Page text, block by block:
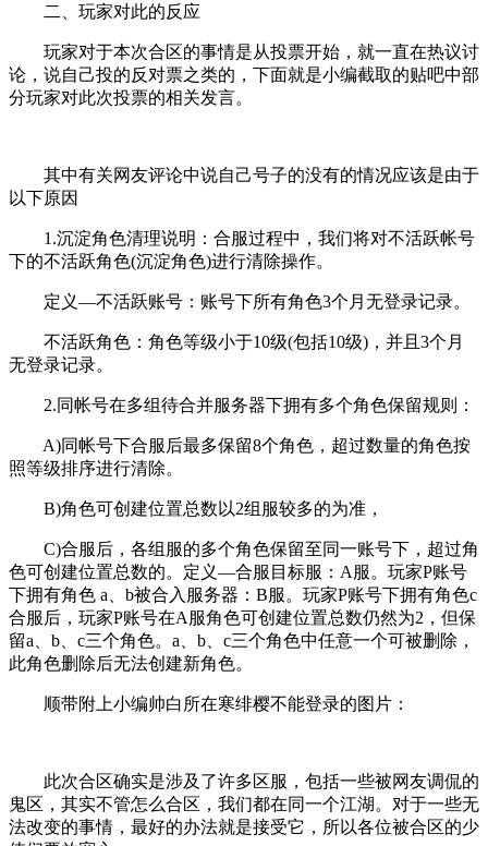
二、玩家对此的反应
玩家对于本次合区的事情是从投票开始，就一直在热议讨
论，说自己投的反对票之类的，下面就是小编截取的贴吧中部
分玩家对此次投票的相关发言。
其中有关网友评论中说自己号子的没有的情况应该是由于
以下原因
1.沉淀角色清理说明：合服过程中，我们将对不活跃帐号
下的不活跃角色(沉淀角色)进行清除操作。
定义—不活跃账号：账号下所有角色3个月无登录记录。
不活跃角色：角色等级小于10级(包括10级)，并且3个月
无登录记录。
2.同帐号在多组待合并服务器下拥有多个角色保留规则：
A)同帐号下合服后最多保留8个角色，超过数量的角色按
照等级排序进行清除。
B)角色可创建位置总数以2组服较多的为准，
C)合服后，各组服的多个角色保留至同一账号下，超过角
色可创建位置总数的。定义—合服目标服：A服。玩家P账号
下拥有角色 a、b被合入服务器：B服。玩家P账号下拥有角色c
合服后，玩家P账号在A服角色可创建位置总数仍然为2，但保
留a、b、c三个角色。a、b、c三个角色中任意一个可被删除，
此角色删除后无法创建新角色。
顺带附上小编帅白所在寒绯樱不能登录的图片：
此次合区确实是涉及了许多区服，包括一些被网友调侃的
鬼区，其实不管怎么合区，我们都在同一个江湖。对于一些无
法改变的事情，最好的办法就是接受它，所以各位被合区的少